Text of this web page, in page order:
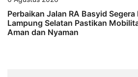
Perbaikan Jalan RA Basyid
Lampung Selatan Pastikan
Aman dan Nyaman